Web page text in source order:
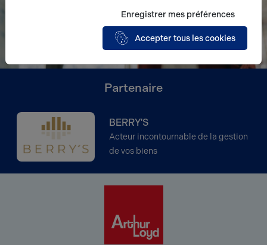
Partenaire
BERRY'S
Acteur incontournable de la gestion
de vos biens
Enregistrer mes préférences
Accepter tous les cookies